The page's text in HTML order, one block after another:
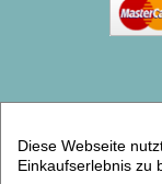
Diese Webseite
Einkaufserlebnis zu